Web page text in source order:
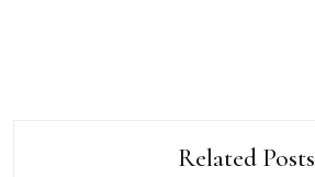
Related Posts